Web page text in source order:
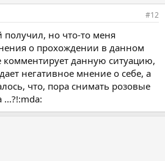
#12
получил, но что-то меня
о прохождении в данном
комментирует данную ситуацию,
негативное мнение о себе, а
что, пора снимать розовые